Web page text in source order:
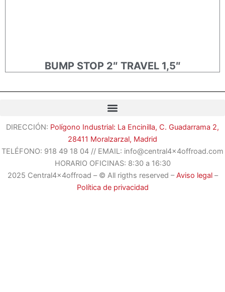
BUMP STOP 2″ TRAVEL 1,5″
DIRECCIÓN: Polígono Industrial: La Encinilla, C. Guadarrama 2,
28411 Moralzarzal, Madrid
TELÉFONO: 918 49 18 04 // EMAIL: info@central4x4offroad.com
HORARIO OFICINAS: 8:30 a 16:30
2025 Central4x4offroad – © All rigths reserved –Aviso legal–
Política de privacidad